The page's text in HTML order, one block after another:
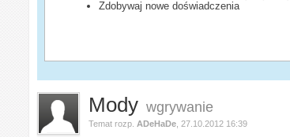
Zdobywaj nowe doświadczenia
Mody wgrywanie
Temat rozp. ADeHaDe 27.10.2012 16:39